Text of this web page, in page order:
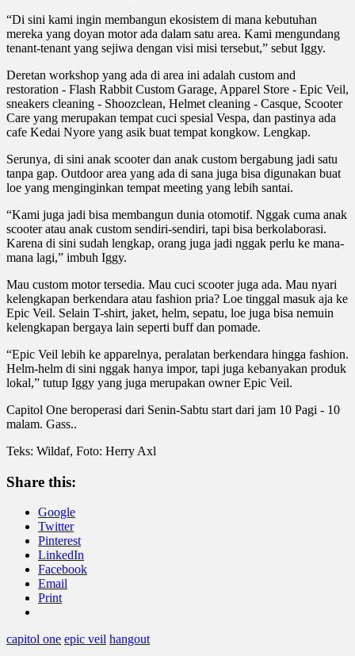
“Di sini kami ingin membangun ekosistem di mana kebutuhan
mereka yang doyan motor ada dalam satu area. Kami mengundang
tenant-tenant yang sejiwa dengan visi misi tersebut,” sebut Iggy.
Deretan workshop yang ada di area ini adalah custom and
restoration - Flash Rabbit Custom Garage, Apparel Store - Epic Veil,
sneakers cleaning - Shoozclean, Helmet cleaning - Casque, Scooter
Care yang merupakan tempat cuci spesial Vespa, dan pastinya ada
cafe Kedai Nyore yang asik buat tempat kongkow. Lengkap.
Serunya, di sini anak scooter dan anak custom bergabung jadi satu
tanpa gap. Outdoor area yang ada di sana juga bisa digunakan buat
loe yang menginginkan tempat meeting yang lebih santai.
“Kami juga jadi bisa membangun dunia otomotif. Nggak cuma anak
scooter atau anak custom sendiri-sendiri, tapi bisa berkolaborasi.
Karena di sini sudah lengkap, orang juga jadi nggak perlu ke mana-
mana lagi,” imbuh Iggy.
Mau custom motor tersedia. Mau cuci scooter juga ada. Mau nyari
kelengkapan berkendara atau fashion pria? Loe tinggal masuk aja ke
Epic Veil. Selain T-shirt, jaket, helm, sepatu, loe juga bisa nemuin
kelengkapan bergaya lain seperti buff dan pomade.
“Epic Veil lebih ke apparelnya, peralatan berkendara hingga fashion.
Helm-helm di sini nggak hanya impor, tapi juga kebanyakan produk
lokal,” tutup Iggy yang juga merupakan owner Epic Veil.
Capitol One beroperasi dari Senin-Sabtu start dari jam 10 Pagi - 10
malam. Gass..
Teks: Wildaf, Foto: Herry Axl
Share this:
Google
Twitter
Pinterest
LinkedIn
Facebook
Email
Print
capitol one epic veil hangout